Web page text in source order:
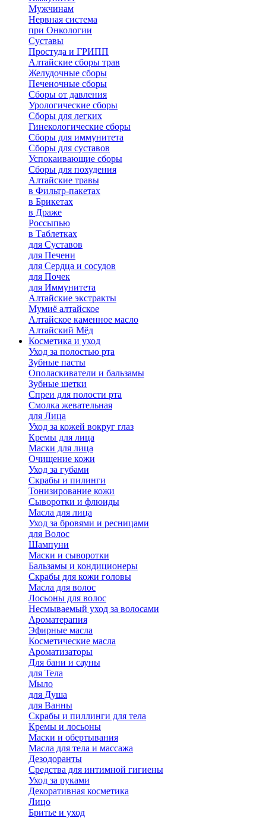
Мужчинам
Нервная система
при Онкологии
Суставы
Простуда и ГРИПП
Алтайские сборы трав
Желудочные сборы
Печеночные сборы
Сборы от давления
Урологические сборы
Сборы для легких
Гинекологические сборы
Сборы для иммунитета
Сборы для суставов
Успокаивающие сборы
Сборы для похудения
Алтайские травы
в Фильтр-пакетах
в Брикетах
в Драже
Россыпью
в Таблетках
для Cуставов
для Печени
для Сердца и сосудов
для Почек
для Иммунитета
Алтайские экстракты
Мумиё алтайское
Алтайское каменное масло
Алтайский Мёд
Косметика и уход
Уход за полостью рта
Зубные пасты
Ополаскиватели и бальзамы
Зубные щетки
Спреи для полости рта
Смолка жевательная
для Лица
Уход за кожей вокруг глаз
Кремы для лица
Маски для лица
Очищение кожи
Уход за губами
Скрабы и пилинги
Тонизирование кожи
Сыворотки и флюиды
Масла для лица
Уход за бровями и ресницами
для Волос
Шампуни
Маски и сыворотки
Бальзамы и кондиционеры
Скрабы для кожи головы
Масла для волос
Лосьоны для волос
Несмываемый уход за волосами
Ароматерапия
Эфирные масла
Косметические масла
Ароматизаторы
Для бани и сауны
для Тела
Мыло
для Душа
для Ванны
Скрабы и пиллинги для тела
Кремы и лосьоны
Маски и обертывания
Масла для тела и массажа
Дезодоранты
Средства для интимной гигиены
Уход за руками
Декоративная косметика
Лицо
Бритье и уход